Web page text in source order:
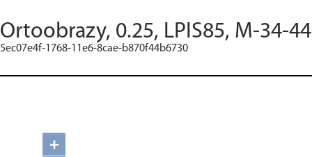
Ortoobrazy, 0.25, LPIS85, M-34-
5ec07e4f-1768-11e6-8cae-b870f44b6730
+